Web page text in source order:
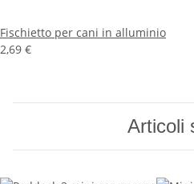
Fischietto per cani in alluminio
2,69 €
Articoli